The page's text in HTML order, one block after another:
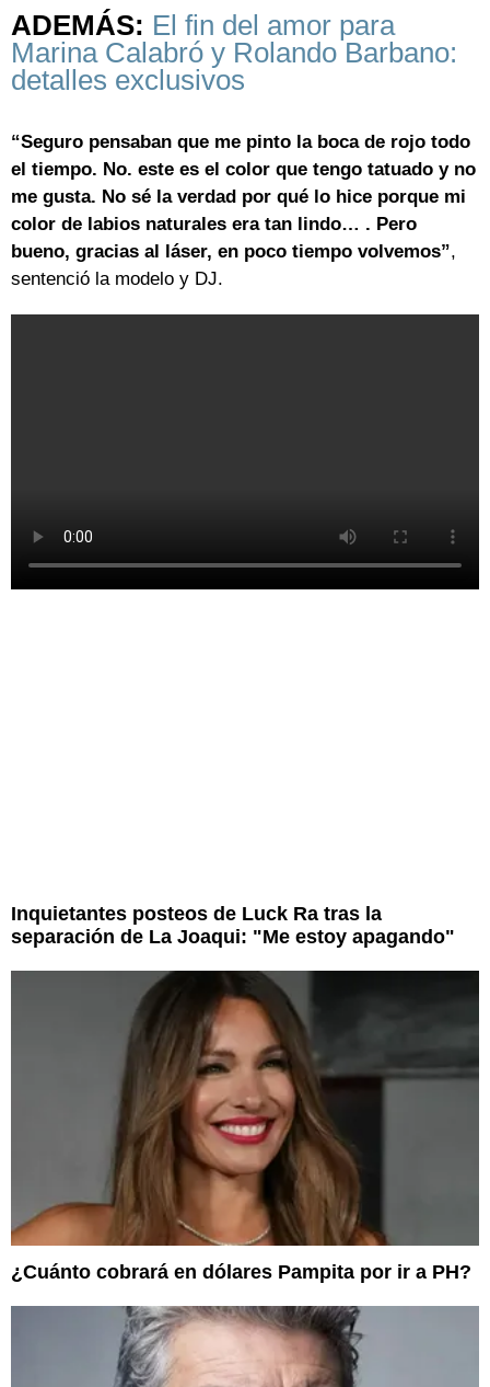
ADEMÁS: El fin del amor para
Marina Calabró y Rolando Barbano:
detalles exclusivos
“Seguro pensaban que me pinto la boca de rojo todo
el tiempo. No. este es el color que tengo tatuado y no
me gusta. No sé la verdad por qué lo hice porque mi
color de labios naturales era tan lindo… . Pero
bueno, gracias al láser, en poco tiempo volvemos”,
sentenció la modelo y DJ.
Inquietantes posteos de Luck Ra tras la
separación de La Joaqui: "Me estoy apagando"
¿Cuánto cobrará en dólares Pampita por ir a PH?